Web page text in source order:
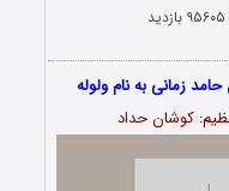
۹۵۶۰۵ بازدید
زمانی به نام ولوله
کوشان حداد